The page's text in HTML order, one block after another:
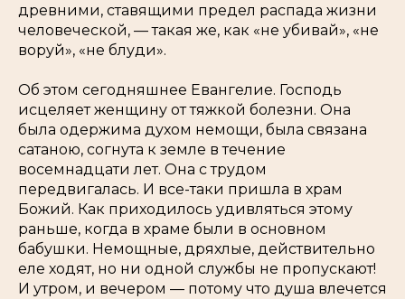
древними, ставящими предел распада жизни
человеческой, — такая же, как «не убивай», «не
воруй», «не блуди».
Об этом сегодняшнее Евангелие. Господь
исцеляет женщину от тяжкой болезни. Она
была одержима духом немощи, была связана
сатаною, согнута к земле в течение
восемнадцати лет. Она с трудом
передвигалась. И все-таки пришла в храм
Божий. Как приходилось удивляться этому
раньше, когда в храме были в основном
бабушки. Немощные, дряхлые, действительно
еле ходят, но ни одной службы не пропускают!
И утром, и вечером — потому что душа влечется